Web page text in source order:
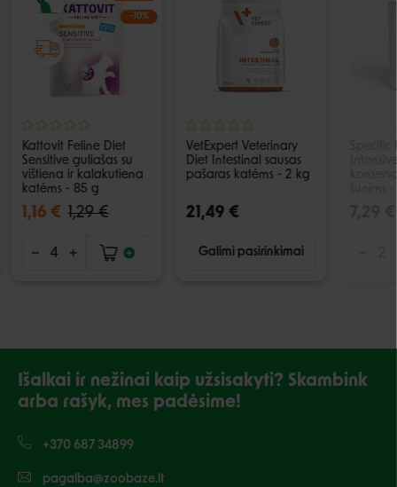
−10%
Kattovit Feline Diet
Sensitive guliašas su
vištiena ir kalakutiena
katėms - 85 g
1,16 € 1,29 €
VetExpert Veterinary
Diet Intestinal sausas
pašaras katėms - 2 kg
21,49 €
Galimi pasirinkimai
Specific
Išalkai ir nežinai kaip užsisakyti? Skambink
arba rašyk, mes padėsime!
+370 687 34899
pagalba@zoobaze.lt